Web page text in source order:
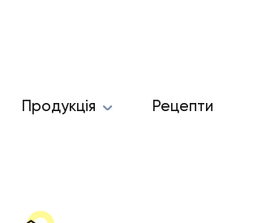
Продукція Рецепти